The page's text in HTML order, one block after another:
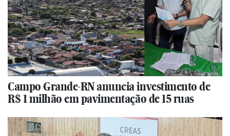
Campo Grande-RN anuncia investimento de
R$ 1 milhão em pavimentação de 15 ruas